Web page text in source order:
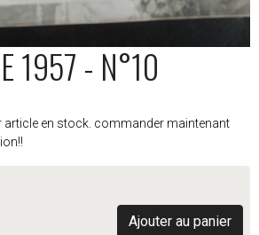
1957 - N°10
article en stock. commander maintenant
Ajouter au panier